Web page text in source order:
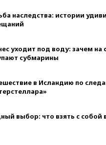
наследства: истории
уходит под воду: зачем на
субмарины
в Исландию по
выбор: что взять с собой